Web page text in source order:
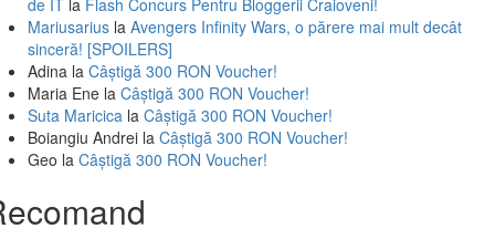
de IT la Flash Concurs Pentru Bloggerii Craioveni!
Mariusarius la Avengers Infinity Wars, o părere mai mult decât
sinceră! [SPOILERS]
Adina la Câștigă 300 RON Voucher!
Maria Ene la Câștigă 300 RON Voucher!
Suta Maricica la Câștigă 300 RON Voucher!
Boiangiu Andrei la Câștigă 300 RON Voucher!
Geo la Câștigă 300 RON Voucher!